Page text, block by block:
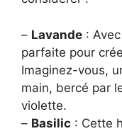
– Lavande :
parfaite pour
Imaginez-vous,
main, bercé par
violette.
– Basilic : Cette